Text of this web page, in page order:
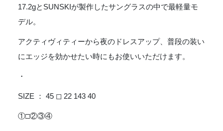
17.2gとSUNSKIが製作したサングラスの中で最軽量モ
デル。
アクティヴィティーから夜のドレスアップ、普段の装い
にエッジを効かせたい時にもお使いいただけます。
・
SIZE ： 45 ◻︎ 22 143 40
①□②③④